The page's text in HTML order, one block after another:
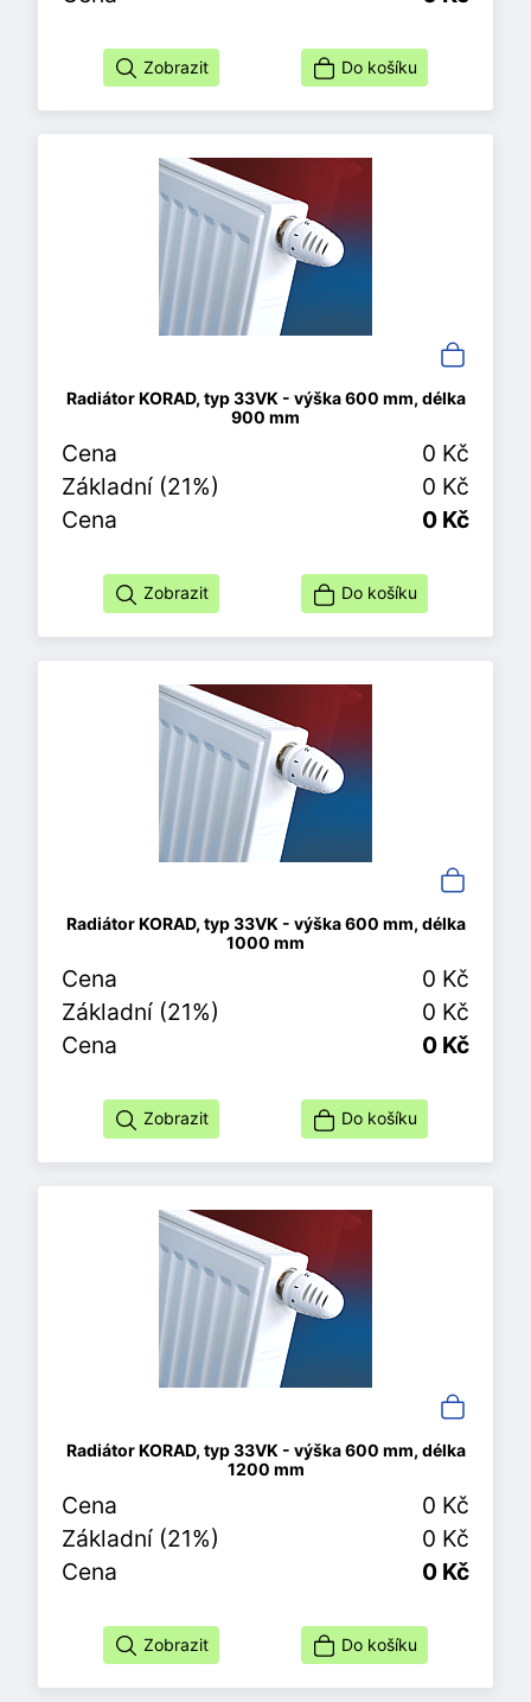
Zobrazit Do košíku
Radiátor KORAD, typ 33VK - výška 600 mm, délka
900 mm
Cena
0 Kč
Základní (21%)
0 Kč
Cena
0 Kč
Zobrazit Do košíku
Radiátor KORAD, typ 33VK - výška 600 mm, délka
1000 mm
Cena
0 Kč
Základní (21%)
0 Kč
Cena
0 Kč
Zobrazit Do košíku
Radiátor KORAD, typ 33VK - výška 600 mm, délka
1200 mm
Cena
0 Kč
Základní (21%)
0 Kč
Cena
0 Kč
Zobrazit Do košíku